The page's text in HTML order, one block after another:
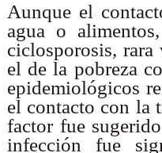
Aunque el
agua o
ciclosporosis,
el de la pobreza
epidemiológicos
el contacto con la
factor fue
infección fue